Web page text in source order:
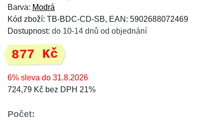
Barva: Modrá
Kód zboží: TB-BDC-CD-SB, EAN: 5902688072469
Dostupnost: do 10-14 dnů od objednání
877 Kč
6% sleva do 31.8.2026
724,79 Kč bez DPH 21%
Počet: